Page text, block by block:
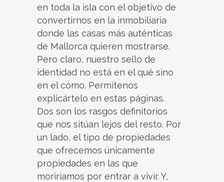
en toda la isla con el objetivo de
convertirnos en la inmobiliaria
donde las casas más auténticas
de Mallorca quieren mostrarse.
Pero claro, nuestro sello de
identidad no está en el qué sino
en el cómo. Permítenos
explicártelo en estas páginas.
Dos son los rasgos definitorios
que nos sitúan lejos del resto. Por
un lado, el tipo de propiedades
que ofrecemos únicamente
propiedades en las que
moririamos por entrar a vivir. Y,